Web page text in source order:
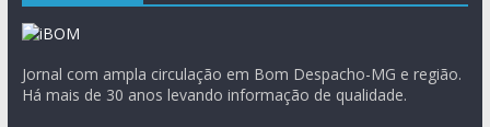
Jornal com ampla circulação em Bom Despacho-MG e região.
Há mais de 30 anos levando informação de qualidade.